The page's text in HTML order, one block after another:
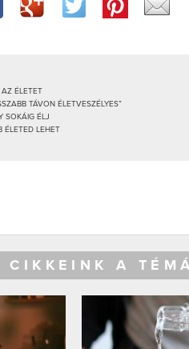
ÉLETET
TÁVON ÉLETVESZÉLYES”
SOKÁIG ÉLJ
ÉLETED LEHET
CIKKEINK A